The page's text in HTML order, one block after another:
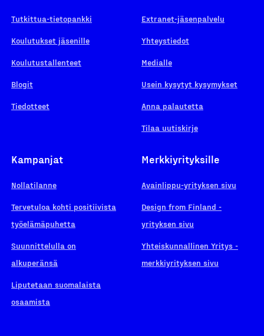
Tutkittua-tietopankki
Koulutukset jäsenille
Koulutustallenteet
Blogit
Tiedotteet
Extranet-jäsenpalvelu
Yhteystiedot
Medialle
Usein kysytyt kysymykset
Anna palautetta
Tilaa uutiskirje
Kampanjat
Nollatilanne
Tervetuloa kohti positiivista
työelämäpuhetta
Suunnittelulla on
alkuperänsä
Liputetaan suomalaista
osaamista
Merkkiyrityksille
Avainlippu-yrityksen sivu
Design from Finland -
yrityksen sivu
Yhteiskunnallinen Yritys -
merkkiyrityksen sivu